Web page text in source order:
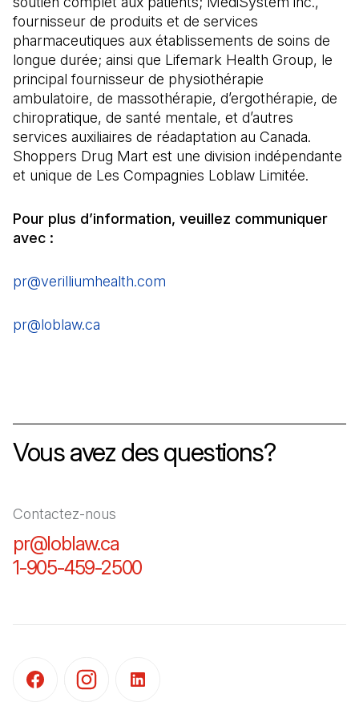
fournisseur de produits et de services
pharmaceutiques aux établissements de soins de
longue durée; ainsi que Lifemark Health Group, le
principal fournisseur de physiothérapie
ambulatoire, de massothérapie, d’ergothérapie, de
chiropratique, de santé mentale, et d’autres
services auxiliaires de réadaptation au Canada.
Shoppers Drug Mart est une division indépendante
et unique de Les Compagnies Loblaw Limitée.
Pour plus d’information, veuillez communiquer
avec :
pr@verilliumhealth.com
pr@loblaw.ca
Vous avez des questions?
Contactez-nous
pr@loblaw.ca
1-905-459-2500